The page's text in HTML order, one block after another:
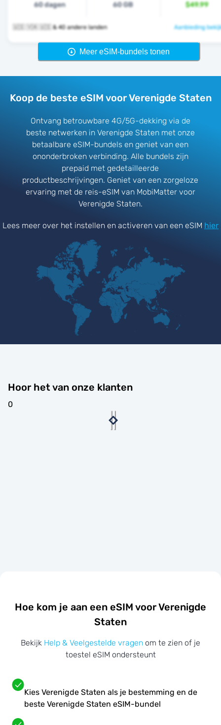
60 dagen 60 GB $49.99
🇺🇸 🇻🇦 🇺🇸 & 40 andere landen Aanbieding
Meer eSIM-bundels tonen
Koop de beste eSIM voor Verenigde Staten
Ontvang betrouwbare 4G/5G-dekking via de
beste netwerken in Verenigde Staten met onze
betaalbare eSIM-bundels en geniet van een
ononderbroken verbinding. Alle bundels zijn
prepaid met gedetailleerde
productbeschrijvingen. Geniet van een zorgeloze
ervaring met de reis-eSIM van MobiMatter voor
Verenigde Staten.
Lees meer over het instellen en activeren van een eSIM hier
Hoor het van onze klanten
0
Hoe kom je aan een eSIM voor Verenigde
Staten
Bekijk Help & Veelgestelde vragen om te zien of je
toestel eSIM ondersteunt
Kies Verenigde Staten als je bestemming en de
beste Verenigde Staten eSIM-bundel